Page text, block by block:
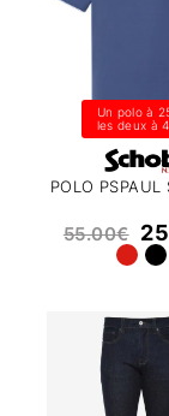
Un polo à
les deux à
POLO PSPAUL
55.00€